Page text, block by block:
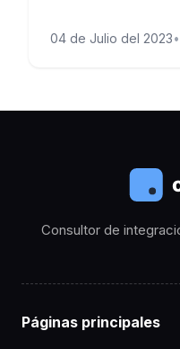
04 de Julio del 2023•
Consultor de
Páginas principales